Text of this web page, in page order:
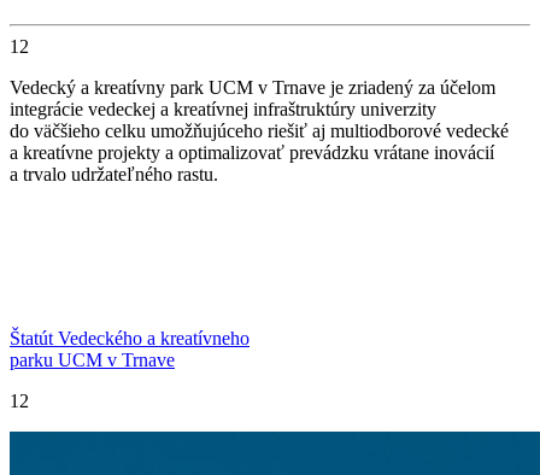
12
Vedecký a kreatívny park UCM v Trnave je zriadený za účelom
integrácie vedeckej a kreatívnej infraštruktúry univerzity
do väčšieho celku umožňujúceho riešiť aj multiodborové vedecké
a kreatívne projekty a optimalizovať prevádzku vrátane inovácií
a trvalo udržateľného rastu.
Štatút Vedeckého a kreatívneho
parku UCM v Trnave
12